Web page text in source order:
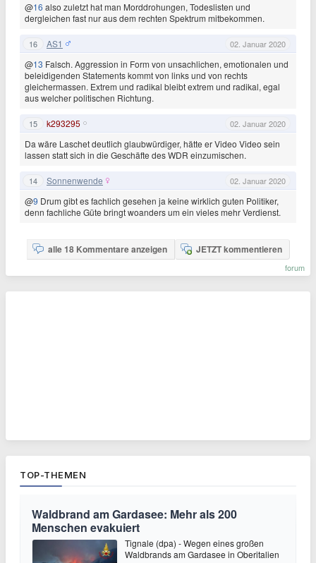
@16 also zuletzt hat man Morddrohungen, Todeslisten und
dergleichen fast nur aus dem rechten Spektrum mitbekommen.
16 AS1 02. Januar 2020
@13 Falsch. Aggression in Form von unsachlichen, emotionalen und
beleidigenden Statements kommt von links und von rechts
gleichermassen. Extrem und radikal bleibt extrem und radikal, egal
aus welcher politischen Richtung.
15 k293295 02. Januar 2020
Da wäre Laschet deutlich glaubwürdiger, hätte er Video Video sein
lassen statt sich in die Geschäfte des WDR einzumischen.
14 Sonnenwende 02. Januar 2020
@9 Drum gibt es fachlich gesehen ja keine wirklich guten Politiker,
denn fachliche Güte bringt woanders um ein vieles mehr Verdienst.
alle 18 Kommentare anzeigen JETZT kommentieren
forum
TOP-THEMEN
Waldbrand am Gardasee: Mehr als 200
Menschen evakuiert
Tignale (dpa) - Wegen eines großen
Waldbrands am Gardasee in Oberitalien